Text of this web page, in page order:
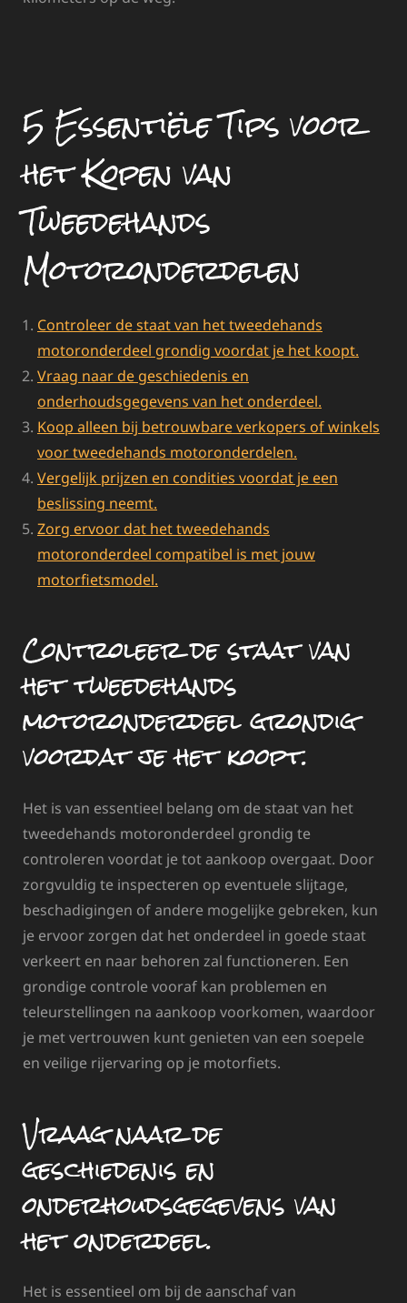
5 Essentiële Tips voor
het Kopen van
Tweedehands
Motoronderdelen
Controleer de staat van het tweedehands
motoronderdeel grondig voordat je het koopt.
Vraag naar de geschiedenis en
onderhoudsgegevens van het onderdeel.
Koop alleen bij betrouwbare verkopers of winkels
voor tweedehands motoronderdelen.
Vergelijk prijzen en condities voordat je een
beslissing neemt.
Zorg ervoor dat het tweedehands
motoronderdeel compatibel is met jouw
motorfietsmodel.
Controleer de staat van
het tweedehands
motoronderdeel grondig
voordat je het koopt.
Het is van essentieel belang om de staat van het
tweedehands motoronderdeel grondig te
controleren voordat je tot aankoop overgaat. Door
zorgvuldig te inspecteren op eventuele slijtage,
beschadigingen of andere mogelijke gebreken, kun
je ervoor zorgen dat het onderdeel in goede staat
verkeert en naar behoren zal functioneren. Een
grondige controle vooraf kan problemen en
teleurstellingen na aankoop voorkomen, waardoor
je met vertrouwen kunt genieten van een soepele
en veilige rijervaring op je motorfiets.
Vraag naar de
geschiedenis en
onderhoudsgegevens van
het onderdeel.
Het is essentieel om bij de aanschaf van